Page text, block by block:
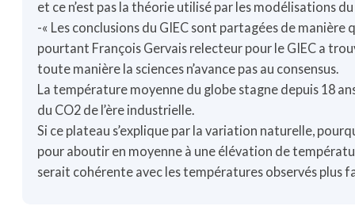
et ce n’est pas la théorie utilisé par les modélisations
-« Les conclusions du GIEC sont partagées de
pourtant François Gervais relecteur pour le GIEC a
toute manière la sciences n’avance pas au consensus.
La température moyenne du globe stagne depuis 18
du CO2 de l’ère industrielle.
Si ce plateau s’explique par la variation naturelle,
pour aboutir en moyenne à une élévation de
serait cohérente avec les températures observés plus